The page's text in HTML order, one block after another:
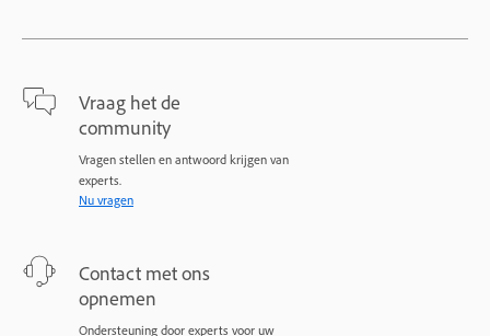
Vraag het de
community
Vragen stellen en antwoord krijgen van
experts.
Nu vragen
Contact met ons
opnemen
Ondersteuning door experts voor uw